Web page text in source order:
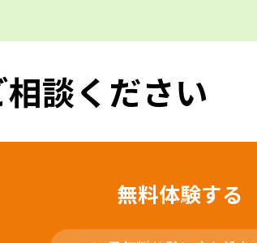
談ください
無料体験する